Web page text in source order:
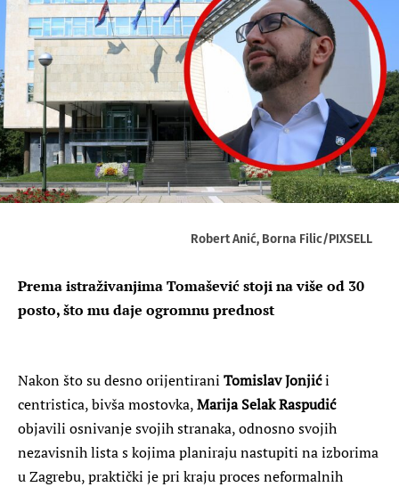
Robert Anić, Borna Filic/PIXSELL
Prema istraživanjima Tomašević stoji na više od 30
posto, što mu daje ogromnu prednost
Nakon što su desno orijentirani Tomislav Jonjići
centristica, bivša mostovka,Marija Selak Raspudić
objavili osnivanje svojih stranaka, odnosno svojih
nezavisnih lista s kojima planiraju nastupiti na izborima
u Zagrebu, praktički je pri kraju proces neformalnih